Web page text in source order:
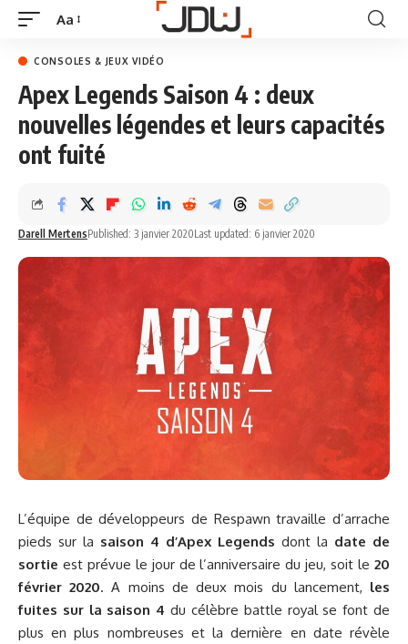
Aa
CONSOLES & JEUX VIDÉO
Apex Legends Saison 4 : deux
nouvelles légendes et leurs capacités
ont fuité
Darell MertensPublished: 3 janvier 2020Last updated: 6 janvier 2020
L’équipe de développeurs de Respawn travaille d’arrache
pieds sur la saison 4 d’Apex Legends dont la date de
sortie est prévue le jour de l’anniversaire du jeu, soit le 20
février 2020. A moins de deux mois du lancement, les
fuites sur la saison 4 du célèbre battle royal se font de
plus en plus nombreuses et la dernière en date révèle